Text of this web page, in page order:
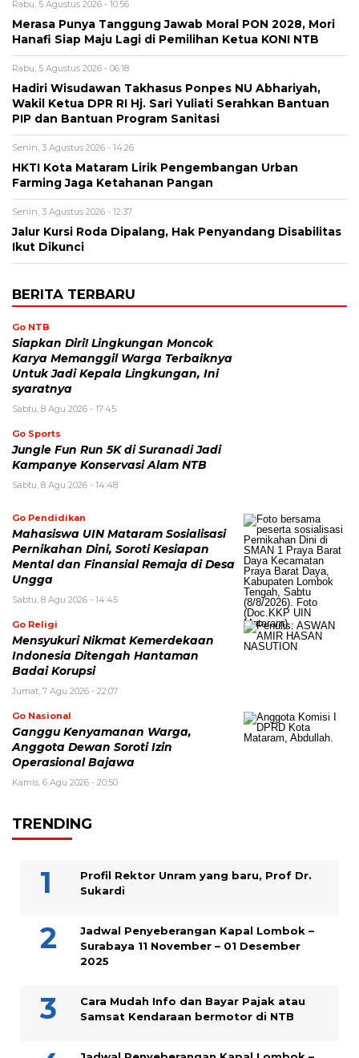
Rabu, 5 Agustus 2026 - 10:56
Merasa Punya Tanggung Jawab Moral PON 2028, Mori
Hanafi Siap Maju Lagi di Pemilihan Ketua KONI NTB
Rabu, 5 Agustus 2026 - 06:18
Hadiri Wisudawan Takhasus Ponpes NU Abhariyah,
Wakil Ketua DPR RI Hj. Sari Yuliati Serahkan Bantuan
PIP dan Bantuan Program Sanitasi
Senin, 3 Agustus 2026 - 14:26
HKTI Kota Mataram Lirik Pengembangan Urban
Farming Jaga Ketahanan Pangan
Senin, 3 Agustus 2026 - 12:37
Jalur Kursi Roda Dipalang, Hak Penyandang Disabilitas
Ikut Dikunci
BERITA TERBARU
Go NTB
Siapkan Diri! Lingkungan Moncok
Karya Memanggil Warga Terbaiknya
Untuk Jadi Kepala Lingkungan, Ini
syaratnya
Sabtu, 8 Agu 2026 - 17:45
Go Sports
Jungle Fun Run 5K di Suranadi Jadi
Kampanye Konservasi Alam NTB
Sabtu, 8 Agu 2026 - 14:48
Go Pendidikan
Mahasiswa UIN Mataram Sosialisasi
Pernikahan Dini, Soroti Kesiapan
Mental dan Finansial Remaja di Desa
Ungga
Sabtu, 8 Agu 2026 - 14:45
Go Religi
Mensyukuri Nikmat Kemerdekaan
Indonesia Ditengah Hantaman
Badai Korupsi
Jumat, 7 Agu 2026 - 22:07
Go Nasional
Ganggu Kenyamanan Warga,
Anggota Dewan Soroti Izin
Operasional Bajawa
Kamis, 6 Agu 2026 - 20:50
TRENDING
Profil Rektor Unram yang baru, Prof Dr.
Sukardi
Jadwal Penyeberangan Kapal Lombok –
Surabaya 11 November – 01 Desember
2025
Cara Mudah Info dan Bayar Pajak atau
Samsat Kendaraan bermotor di NTB